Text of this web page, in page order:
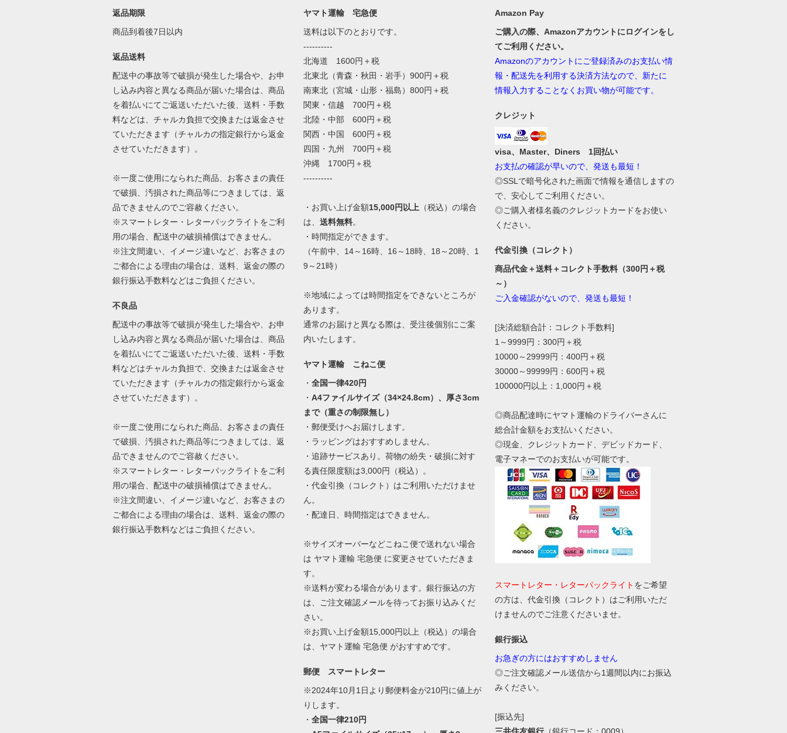
返品期限
商品到着後7日以内
返品送料
配送中の事故等で破損が発生した場合や、お申
し込み内容と異なる商品が届いた場合は、商品
を着払いにてご返送いただいた後、送料・手数
料などは、チャルカ負担で交換または返金させ
ていただきます（チャルカの指定銀行から返金
させていただきます）。
※一度ご使用になられた商品、お客さまの責任
で破損、汚損された商品等につきましては、返
品できませんのでご容赦ください。
※スマートレター・レターパックライトをご利
用の場合、配送中の破損補償はできません。
※注文間違い、イメージ違いなど、お客さまの
ご都合による理由の場合は、送料、返金の際の
銀行振込手数料などはご負担ください。
不良品
配送中の事故等で破損が発生した場合や、お申
し込み内容と異なる商品が届いた場合は、商品
を着払いにてご返送いただいた後、送料・手数
料などはチャルカ負担で、交換または返金させ
ていただきます（チャルカの指定銀行から返金
させていただきます）。
※一度ご使用になられた商品、お客さまの責任
で破損、汚損された商品等につきましては、返
品できませんのでご容赦ください。
※スマートレター・レターパックライトをご利
用の場合、配送中の破損補償はできません。
※注文間違い、イメージ違いなど、お客さまの
ご都合による理由の場合は、送料、返金の際の
銀行振込手数料などはご負担ください。
ヤマト運輸 宅急便
送料は以下のとおりです。
----------
北海道 1600円＋税
北東北（青森・秋田・岩手）900円＋税
南東北（宮城・山形・福島）800円＋税
関東・信越 700円＋税
北陸・中部 600円＋税
関西・中国 600円＋税
四国・九州 700円＋税
沖縄 1700円＋税
----------
・お買い上げ金額15,000円以上 （税込）の場合
は、送料無料。
・時間指定ができます。
（午前中、14～16時、16～18時、18～20時、1
9～21時）
※地域によっては時間指定をできないところが
あります。
通常のお届けと異なる際は、受注後個別にご案
内いたします。
ヤマト運輸 こねこ便
・全国一律420円
・A4ファイルサイズ（34×24.8cm）、厚さ3cm
まで（重さの制限無し）
・郵便受けへお届けします。
・ラッピングはおすすめしません。
・追跡サービスあり。荷物の紛失・破損に対す
る責任限度額は3,000円（税込）。
・代金引換（コレクト）はご利用いただけませ
ん。
・配達日、時間指定はできません。
※サイズオーバーなどこねこ便で送れない場合
は ヤマト運輸 宅急便 に変更させていただきま
す。
※送料が変わる場合があります。銀行振込の方
は、ご注文確認メールを待ってお振り込みくだ
さい。
※お買い上げ金額15,000円以上（税込）の場合
は、ヤマト運輸 宅急便 がおすすめです。
郵便 スマートレター
※2024年10月1日より郵便料金が210円に値上が
りします。
・全国一律210円
Amazon Pay
ご購入の際、Amazonアカウントにログインをし
てご利用ください。
Amazonのアカウントにご登録済みのお支払い情
報・配送先を利用する決済方法なので、新たに
情報入力することなくお買い物が可能です。
クレジット
visa、Master、Diners 1回払い
お支払の確認が早いので、発送も最短！
◎SSLで暗号化された画面で情報を通信しますの
で、安心してご利用ください。
◎ご購入者様名義のクレジットカードをお使い
ください。
代金引換（コレクト）
商品代金＋送料＋コレクト手数料（300円＋税
～）
ご入金確認がないので、発送も最短！
[決済総額合計：コレクト手数料]
1～9999円：300円＋税
10000～29999円：400円＋税
30000～99999円：600円＋税
100000円以上：1,000円＋税
◎商品配達時にヤマト運輸のドライバーさんに
総合計金額をお支払いください。
◎現金、クレジットカード、デビッドカード、
電子マネーでのお支払いが可能です。
スマートレター・レターパックライト をご希望
の方は、代金引換（コレクト）はご利用いただ
けませんのでご注意くださいませ。
銀行振込
お急ぎの方にはおすすめしません
◎ご注文確認メール送信から1週間以内にお振込
みください。
[振込先]